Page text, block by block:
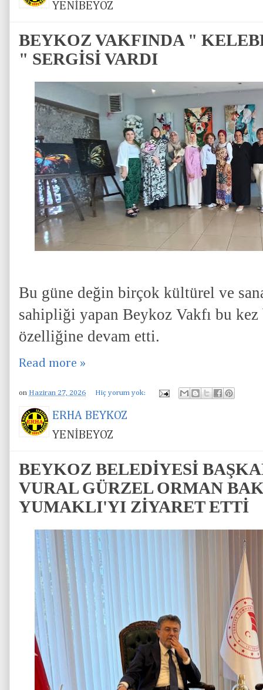
YENİBEYOZ
BEYKOZ VAKFINDA "
" SERGİSİ VARDI
Bu güne değin birçok kültürel ve
sahipliği yapan Beykoz Vakfı bu
özelliğine devam etti.
Read more »
on Haziran 27, 2026 Hiç yorum yok:
ERHA BEYKOZ
YENİBEYOZ
BEYKOZ BELEDİYESİ
VURAL GÜRZEL ORMAN
YUMAKLI'YI ZİYARET ETTİ